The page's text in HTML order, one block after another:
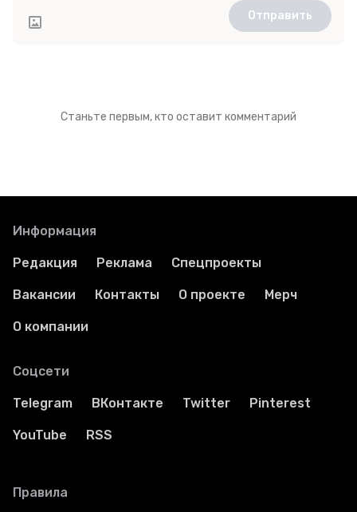
Отправить
Станьте первым, кто оставит комментарий
Информация
Редакция Реклама Спецпроекты
Вакансии Контакты О проекте Мерч
О компании
Соцсети
Telegram ВКонтакте Twitter Pinterest
YouTube RSS
Правила